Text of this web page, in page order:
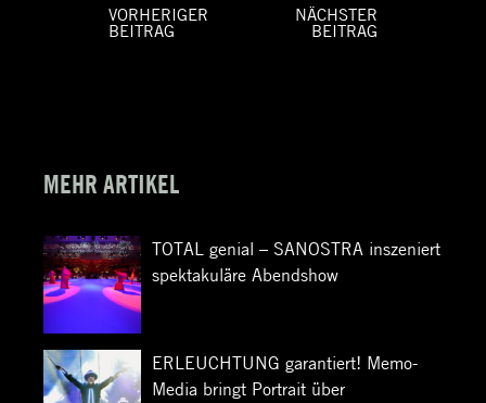
VORHERIGER
BEITRAG
NÄCHSTER
BEITRAG
MEHR ARTIKEL
TOTAL genial – SANOSTRA inszeniert
spektakuläre Abendshow
ERLEUCHTUNG garantiert! Memo-
Media bringt Portrait über